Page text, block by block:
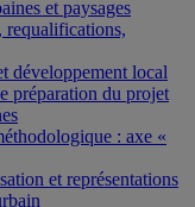
et paysages
requalifications,
développement local
préparation du projet
: axe «
et représentations